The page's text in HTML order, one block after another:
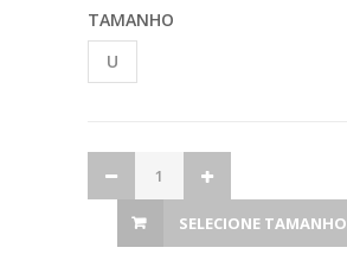
TAMANHO
U
SELECIONE TAMANHO